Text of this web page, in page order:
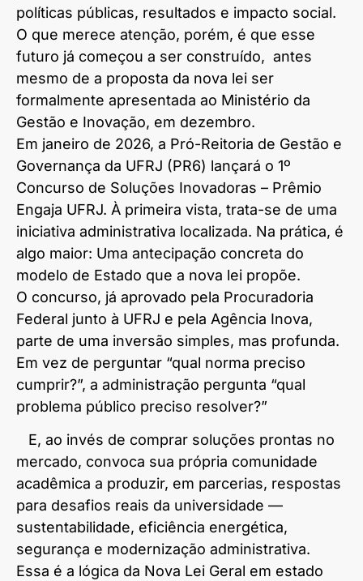
políticas públicas, resultados e impacto social.
O que merece atenção, porém, é que esse
futuro já começou a ser construído, antes
mesmo de a proposta da nova lei ser
formalmente apresentada ao Ministério da
Gestão e Inovação, em dezembro.
Em janeiro de 2026, a Pró-Reitoria de Gestão e
Governança da UFRJ (PR6) lançará o 1º
Concurso de Soluções Inovadoras – Prêmio
Engaja UFRJ. À primeira vista, trata-se de uma
iniciativa administrativa localizada. Na prática, é
algo maior: Uma antecipação concreta do
modelo de Estado que a nova lei propõe.
O concurso, já aprovado pela Procuradoria
Federal junto à UFRJ e pela Agência Inova,
parte de uma inversão simples, mas profunda.
Em vez de perguntar “qual norma preciso
cumprir?”, a administração pergunta “qual
problema público preciso resolver?”
E, ao invés de comprar soluções prontas no
mercado, convoca sua própria comunidade
acadêmica a produzir, em parcerias, respostas
para desafios reais da universidade —
sustentabilidade, eficiência energética,
segurança e modernização administrativa.
Essa é a lógica da Nova Lei Geral em estado